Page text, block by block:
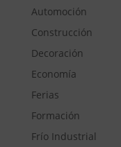
Automoción
Construcción
Decoración
Economía
Ferias
Formación
Frío Industrial